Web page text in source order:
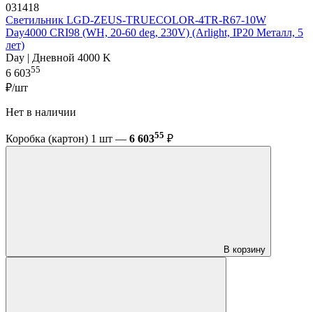
031418
Светильник LGD-ZEUS-TRUECOLOR-4TR-R67-10W
Day4000 CRI98 (WH, 20-60 deg, 230V) (Arlight, IP20 Металл, 5
лет)
Day | Дневной 4000 K
6 60355
₽/шт
Нет в наличии
Коробка (картон) 1 шт — 6 60355 ₽
В корзину